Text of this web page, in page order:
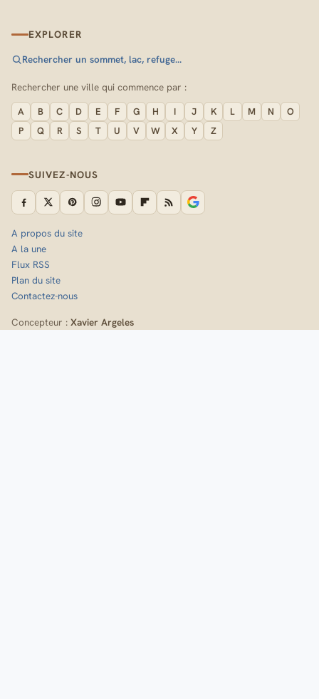
EXPLORER
Rechercher un sommet, lac, refuge…
Rechercher une ville qui commence par :
A B C D E F G H I J K L M N
O
P
Q R S T U V W X Y Z
SUIVEZ-NOUS
A propos du site
A la une
Flux RSS
Plan du site
Contactez-nous
Concepteur : Xavier Argeles